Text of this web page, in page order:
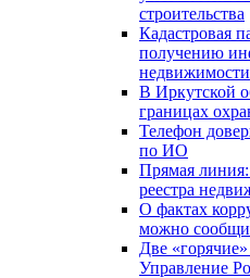
строительства
Кадастровая
получению
недвижимости
В Иркутской
границах
Телефон
по ИО
Прямая
реестра
О фактах
можно
Две
Управление